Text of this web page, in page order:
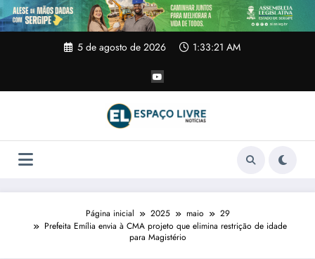
Pular
para
o
5 de agosto de 2026 1:33:21 AM
Página inicial 2025 maio
29
Prefeita Emília envia à CMA projeto que elimina restrição de idade
para Magistério